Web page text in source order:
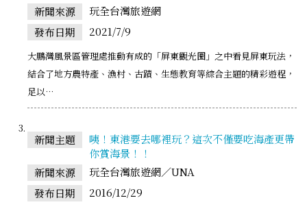
新聞來源
玩全台灣旅遊網
發布日期
2021/7/9
大鵬灣風景區管理處推動有成的「屏東觀光圈」之中看見屏東玩法，
結合了地方農特產、漁村、古蹟、生態教育等綜合主題的精彩遊程，
足以…
新聞主題
咦！東港要去哪裡玩？這次不僅要吃海產更帶
你賞海景！！
新聞來源
玩全台灣旅遊網／UNA
發布日期
2016/12/29